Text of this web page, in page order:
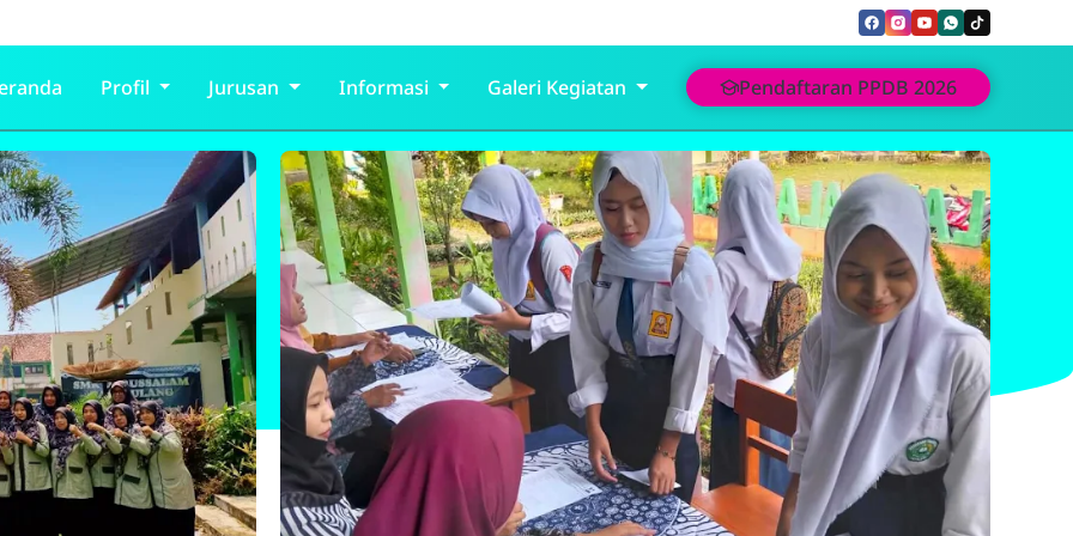
Profil Jurusan Informasi Galeri Kegiatan Pendaftaran PPDB 2026